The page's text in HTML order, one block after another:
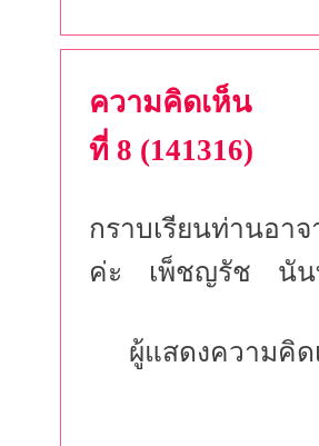
ความคิดเห็น
ที่ 8 (141316)
กราบเรียนท่านอ
ค่ะ เพ็ชญรัช นัน
ผู้แสดงความคิด